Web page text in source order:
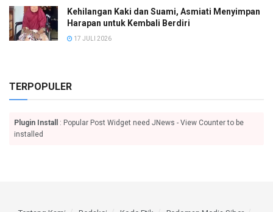
Kehilangan Kaki dan Suami, Asmiati Menyimpan
Harapan untuk Kembali Berdiri
17 JULI 2026
TERPOPULER
Plugin Install
: Popular Post Widget need JNews - View Counter to be
installed